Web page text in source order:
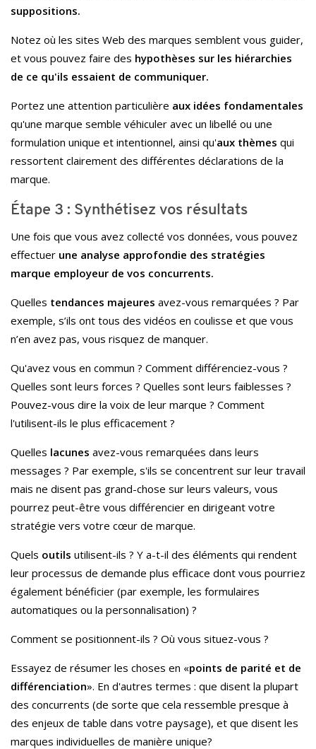
suppositions.
Notez où les sites Web des marques semblent vous guider,
et vous pouvez faire des hypothèses sur les hiérarchies
de ce qu'ils essaient de communiquer.
Portez une attention particulière aux idées fondamentales
qu'une marque semble véhiculer avec un libellé ou une
formulation unique et intentionnel, ainsi qu'aux thèmes qui
ressortent clairement des différentes déclarations de la
marque.
Étape 3 : Synthétisez vos résultats
Une fois que vous avez collecté vos données, vous pouvez
effectuer une analyse approfondie des stratégies
marque employeur de vos concurrents.
Quelles tendances majeures avez-vous remarquées ? Par
exemple, s’ils ont tous des vidéos en coulisse et que vous
n’en avez pas, vous risquez de manquer.
Qu'avez vous en commun ? Comment différenciez-vous ?
Quelles sont leurs forces ? Quelles sont leurs faiblesses ?
Pouvez-vous dire la voix de leur marque ? Comment
l'utilisent-ils le plus efficacement ?
Quelles lacunes avez-vous remarquées dans leurs
messages ? Par exemple, s'ils se concentrent sur leur travail
mais ne disent pas grand-chose sur leurs valeurs, vous
pourrez peut-être vous différencier en dirigeant votre
stratégie vers votre cœur de marque.
Quels outils utilisent-ils ? Y a-t-il des éléments qui rendent
leur processus de demande plus efficace dont vous pourriez
également bénéficier (par exemple, les formulaires
automatiques ou la personnalisation) ?
Comment se positionnent-ils ? Où vous situez-vous ?
Essayez de résumer les choses en «points de parité et de
différenciation». En d'autres termes : que disent la plupart
des concurrents (de sorte que cela ressemble presque à
des enjeux de table dans votre paysage), et que disent les
marques individuelles de manière unique?